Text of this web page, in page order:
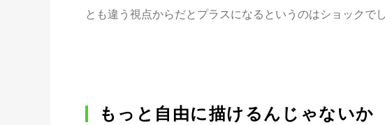
とも違う視点からだとプラスになるというのはショックでし
もっと自由に描けるんじゃないか